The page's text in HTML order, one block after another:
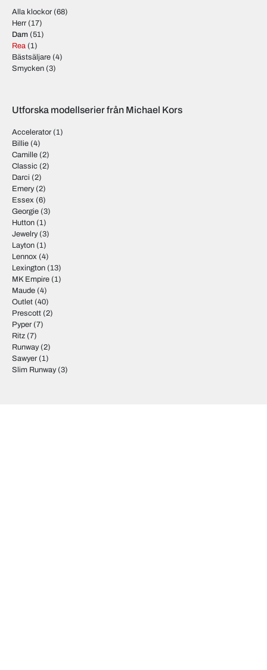
Alla klockor (68)
Herr (17)
Dam (51)
Rea (1)
Bästsäljare (4)
Smycken (3)
Utforska modellserier från Michael Kors
Accelerator (1)
Billie (4)
Camille (2)
Classic (2)
Darci (2)
Emery(2)
Essex (6)
Georgie (3)
Hutton (1)
Jewelry(3)
Layton (1)
Lennox (4)
Lexington (13)
MK Empire (1)
Maude (4)
Outlet (40)
Prescott (2)
Pyper (7)
Ritz (7)
Runway(2)
Sawyer (1)
Slim Runway(3)